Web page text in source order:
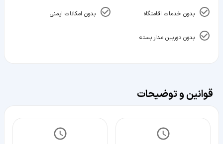
بدون خدمات اقامتگاه بدون امکانات ایمنی
بدون دوربین مدار بسته
قوانین و توضیحات